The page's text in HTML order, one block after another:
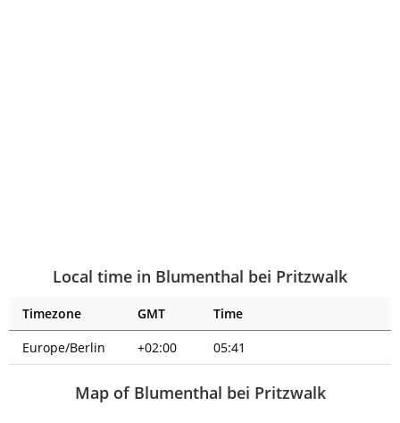
Local time in Blumenthal bei Pritzwalk
Timezone GMT
Time
Europe/Berlin
+02:00 05:41
Map of Blumenthal bei Pritzwalk